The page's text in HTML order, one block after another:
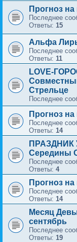
Прогноз
Последнее
Ответы: 15
Альфа
Последнее
Ответы: 11
LOVE-
Стрельце
Последнее
Прогноз
Последнее
Ответы: 14
ПРАЗДНИК
Середины
Последнее
Ответы: 4
Прогноз
Последнее
Ответы: 14
Месяц
сентябрь
Последнее
Ответы: 19